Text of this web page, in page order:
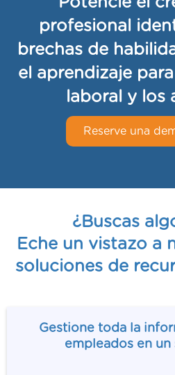
profesional
brechas de
el aprendizaje
laboral y los
Reserve una
¿Buscas
Eche un vistazo a
soluciones de
Gestione toda la
empleados en un